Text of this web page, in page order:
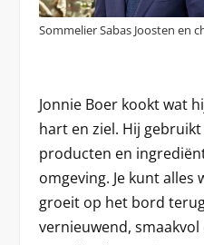
Sommelier Sabas Joosten en
Jonnie Boer kookt wat
hart en ziel. Hij
producten en
omgeving. Je kunt alles
groeit op het bord
vernieuwend,